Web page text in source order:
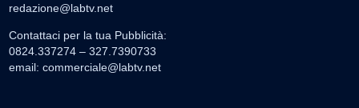
redazione@labtv.net
Contattaci per la tua Pubblicità:
0824.337274 – 327.7390733
email: commerciale@labtv.net